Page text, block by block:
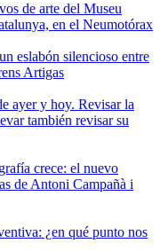
de arte del Museu
en el Neumotórax
eslabón silencioso entre
Artigas
ayer y hoy. Revisar la
también revisar su
crece: el nuevo
de Antoni Campañà i
¿en qué punto nos